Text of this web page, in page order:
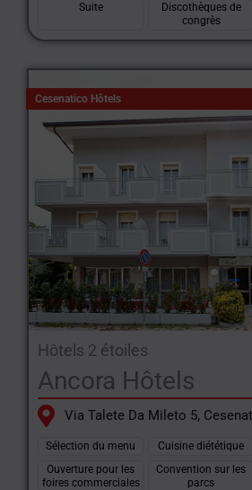
Suite
Discothèques de
congrès
Cesenatico Hôtels
Hôtels 2 étoiles
Ancora Hôtels
Via Talete Da Mileto 5,
Sélection du menu Cuisine diététique
Ouverture pour les
foires commerciales
Convention sur les
parcs